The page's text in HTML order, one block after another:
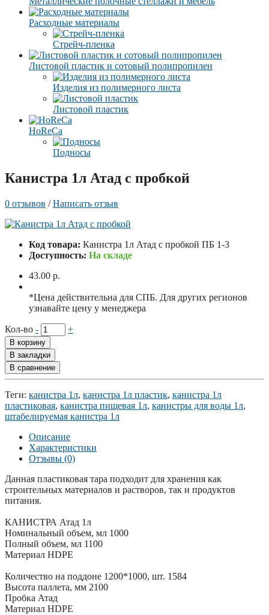
Расходные материалы
Стрейч-пленка
Листовой пластик и сотовый полипропилен
Изделия из полимерного листа
Листовой пластик
HoReCa
Подносы
Канистра 1л Атад с пробкой
0 отзывов /Написать отзыв
Код товара: Канистра 1л Атад с пробкой ПБ 1-3
Доступность: На складе
43.00 р.
*Цена действительна для СПБ. Для других регионов
узнавайте цену у менеджера
Кол-во - +
В корзину
В закладки
В сравнение
Теги: канистра 1л, канистра 1л пластик, канистра 1л
пластиковая, канистра пищевая 1л, канистры для воды 1л,
штабелируемая канистра 1л
Описание
Характеристики
Отзывы (0)
Данная пластиковая тара подходит для хранения как
строительных материалов и растворов, так и продуктов
питания.
КАНИСТРА Атад 1л
Номинальный объем, мл 1000
Полный объем, мл 1100
Материал HDPE
Количество на поддоне 1200*1000, шт. 1584
Высота паллета, мм 2100
Пробка Атад
Материал HDPE